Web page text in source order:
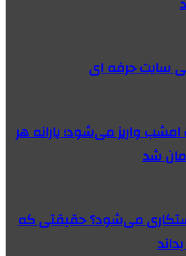
سایت حرفه ای
امشب واریز می‌شود؛ یارانه هر
شد
دستکاری می‌شود؟ حقیقتی که